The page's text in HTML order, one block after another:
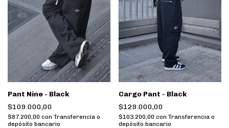
Pant Nine - Black
$109.000,00
$87.200,00 con Transferencia o
depósito bancario
Cargo Pant - Black
$129.000,00
$103.200,00 con Transferencia o
depósito bancario